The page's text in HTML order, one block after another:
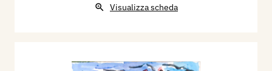
Visualizza scheda